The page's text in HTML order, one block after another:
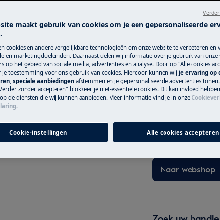
van uw
stopcontact voordat u enige
originele
Serviceafspraak
Onderdelen en
Vind originele
voor je apparaat
bij jouw thuis
Naar webshop
maakt gebruik van cookies om je een gepersonaliseerde
cookies en andere vergelijkbare technologieën om onze website te verbeteren en
en marketingdoeleinden. Daarnaast delen wij informatie over je gebruik van onze
op het gebied van sociale media, advertenties en analyse. Door op "Alle cookies
je toestemming voor ons gebruik van cookies. Hierdoor kunnen wij je ervaring op
speciale aanbiedingen afstemmen en je gepersonaliseerde advertenties
zonder accepteren" blokkeer je niet-essentiële cookies. Dit kan invloed
de diensten die wij kunnen aanbieden. Meer informatie vind je in onze
.
Cookie-instellingen Alle cookies accepteren